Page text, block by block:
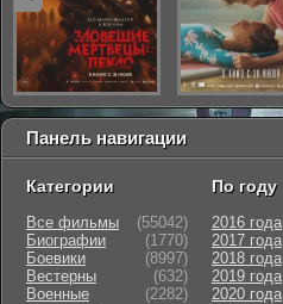
Панель навигации
Категории
Все фильмы
(55042)
Биографии
(1770)
Боевики
(8997)
Вестерны
(632)
Военные
(2282)
По году
2016 года
2017 года
2018 года
2019 года
2020 года